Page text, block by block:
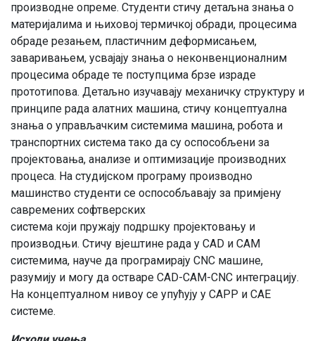
производне опреме. Студенти стичу детаљна знања о
материјалима и њиховој термичкој обради, процесима
обраде резањем, пластичним деформисањем,
заваривањем, усвајају знања о неконвенционалним
процесима обраде те поступцима брзе израде
прототипова. Детаљно изучавају механичку структуру и
принципе рада алатних машина, стичу концептуална
знања о управљачким системима машина, робота и
транспортних система тако да су оспособљени за
пројектовања, анализе и оптимизације производних
процеса. На студијском програму производно
машинство студенти се оспособљавају за примјену
савремених софтверских
система који пружају подршку пројектовању и
производњи. Стичу вјештине рада у CAD и CAM
системима, науче да програмирају CNC машине,
разумију и могу да остваре CAD-CAM-CNC интеграцију.
На концептуалном нивоу се упућују у CAPP и CAE
системе.